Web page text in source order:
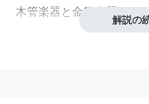
木管楽器 と 金管楽器があ
解説の